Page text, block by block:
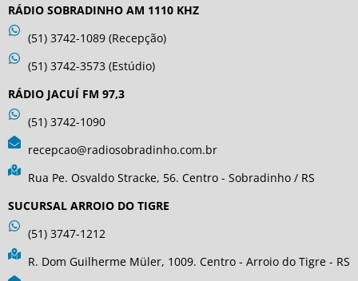
RÁDIO SOBRADINHO AM 1110 KHZ
(51) 3742-1089 (Recepção)
(51) 3742-3573 (Estúdio)
RÁDIO JACUÍ FM 97,3
(51) 3742-1090
recepcao@radiosobradinho.com.br
Rua Pe. Osvaldo Stracke, 56. Centro - Sobradinho / RS
SUCURSAL ARROIO DO TIGRE
(51) 3747-1212
R. Dom Guilherme Müler, 1009. Centro - Arroio do Tigre - RS